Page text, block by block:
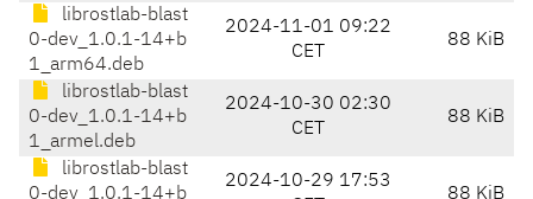
librostlab-blast
0-dev_1.0.1-14+b
1_arm64.deb
2024-11-01 09:22
CET
88 KiB
librostlab-blast
0-dev_1.0.1-14+b
1_armel.deb
2024-10-30 02:30
CET
88 KiB
librostlab-blast
0-dev_1.0.1-14+b
2024-10-29 17:53
88 KiB